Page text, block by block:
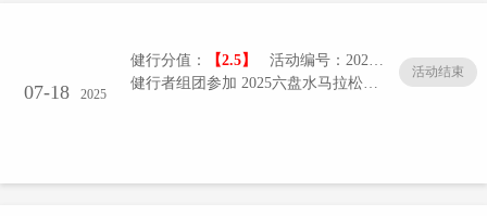
07-18 2025
健行分值： 【2.5】
活动编号：20250718-01/005
健行者组团参加 2025六盘水马拉松活动（签到帖）
活动结束